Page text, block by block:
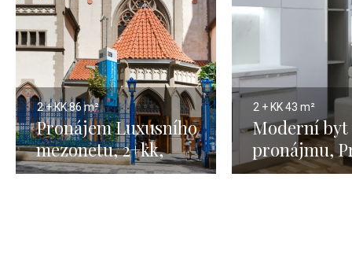
2 + KK86 m²
Pronájem Luxusního
mezonetu, 2+kk,
Praha 1, Josefov,
2 + KK43 m²
Moderní byt
pronájmu,
Vinohrady –